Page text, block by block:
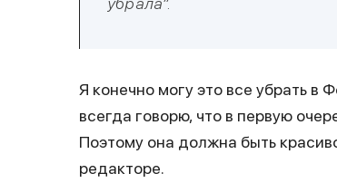
Я конечно могу это все убрать в
всегда говорю, что в первую
Поэтому она должна быть
редакторе.